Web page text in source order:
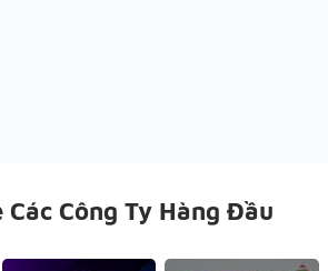
Công Ty Hàng Đầu